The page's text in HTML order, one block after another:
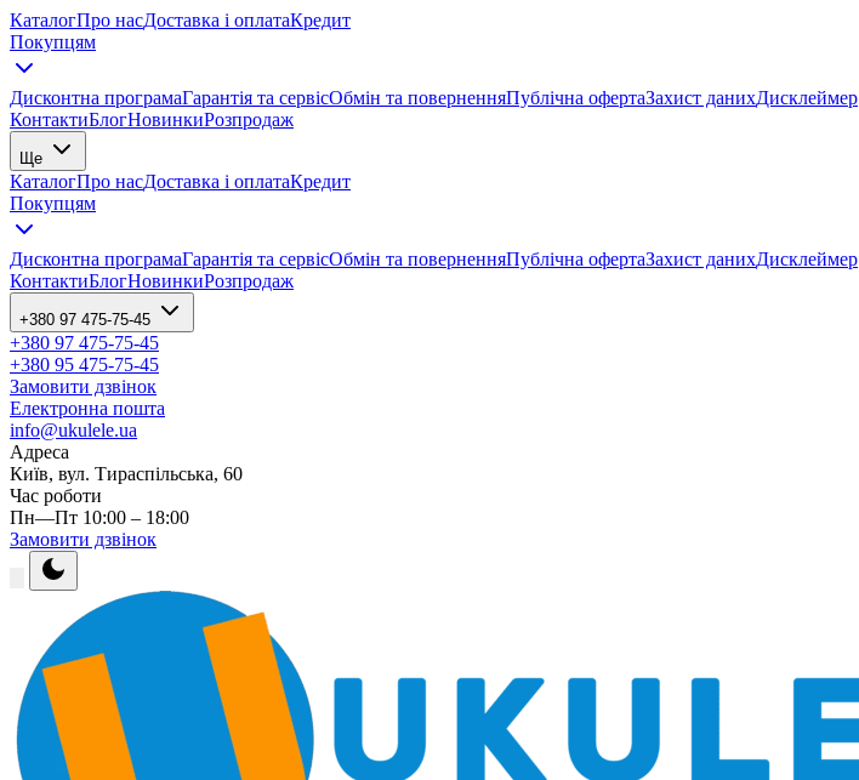
КаталогПро насДоставка і оплатаКредит
Покупцям
Дисконтна програмаГарантія та сервісОбмін та поверненняПублічна офертаЗахист данихДисклеймер
КонтактиБлогНовинкиРозпродаж
Ще
КаталогПро насДоставка і оплатаКредит
Покупцям
Дисконтна програмаГарантія та сервісОбмін та поверненняПублічна офертаЗахист данихДисклеймер
КонтактиБлогНовинкиРозпродаж
+380 97 475-75-45
+380 97 475-75-45
+380 95 475-75-45
Замовити дзвінок
Електронна пошта
info@ukulele.ua
Адреса
Київ, вул. Тираспільська, 60
Час роботи
Пн—Пт 10:00 – 18:00
Замовити дзвінок